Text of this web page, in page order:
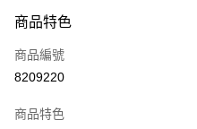
信用卡一次付款
信用卡分期付款
合作金庫商業銀行
6 期 0 利率 每期
商品特色
商品編號
8209220
商品特色